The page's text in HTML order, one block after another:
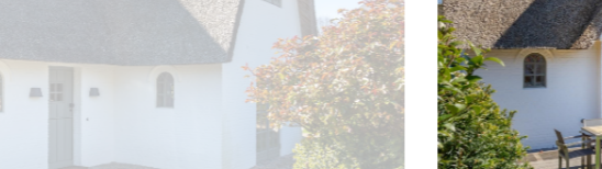
GESAMTBEWERTUNG